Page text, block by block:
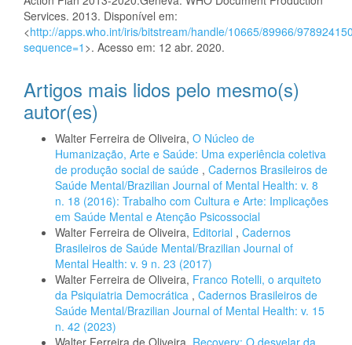
Services. 2013. Disponível em:
<http://apps.who.int/iris/bitstream/handle/10665/89966/
sequence=1 >. Acesso em: 12 abr. 2020.
Artigos mais lidos pelo mesmo(s)
autor(es)
Walter Ferreira de Oliveira, O Núcleo de
Humanização, Arte e Saúde: Uma experiência coletiva
de produção social de saúde , Cadernos Brasileiros de
Saúde Mental/Brazilian Journal of Mental Health: v. 8
n. 18 (2016): Trabalho com Cultura e Arte: Implicações
em Saúde Mental e Atenção Psicossocial
Walter Ferreira de Oliveira, Editorial , Cadernos
Brasileiros de Saúde Mental/Brazilian Journal of
Mental Health: v. 9 n. 23 (2017)
Walter Ferreira de Oliveira, Franco Rotelli, o arquiteto
da Psiquiatria Democrática , Cadernos Brasileiros de
Saúde Mental/Brazilian Journal of Mental Health: v. 15
n. 42 (2023)